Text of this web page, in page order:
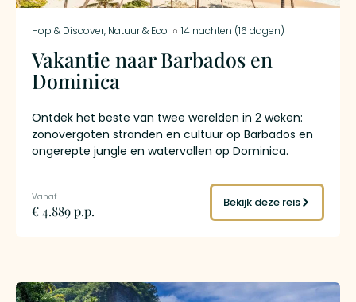
Hop & Discover, Natuur & Eco 14 nachten (16 dagen)
Vakantie naar Barbados en
Dominica
Ontdek het beste van twee werelden in 2 weken:
zonovergoten stranden en cultuur op Barbados en
ongerepte jungle en watervallen op Dominica.
vrijheid met je huurauto en beleef een onvergetelijk
Caribisch avontuur.
€ 4.889 p.p.
Bekijk deze reis